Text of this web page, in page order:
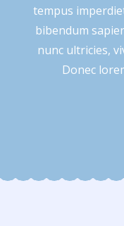
tempus
bibendum
nunc ultricies,
Donec